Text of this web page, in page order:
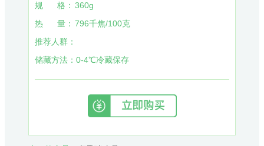
规 格： 360g
热
量： 796千焦/100克
推荐人群：
储藏方法： 0-4℃冷藏保存